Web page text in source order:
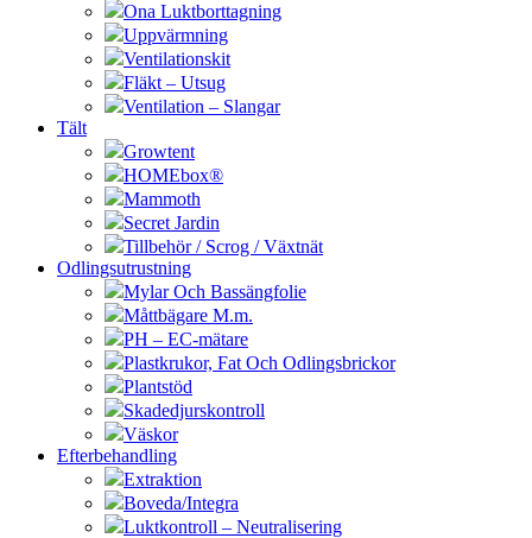
Ona Luktborttagning
Uppvärmning
Ventilationskit
Fläkt – Utsug
Ventilation – Slangar
Tält
Growtent
HOMEbox®
Mammoth
Secret Jardin
Tillbehör / Scrog / Växtnät
Odlingsutrustning
Mylar Och Bassängfolie
Måttbägare M.m.
PH – EC-mätare
Plastkrukor, Fat Och Odlingsbrickor
Plantstöd
Skadedjurskontroll
Väskor
Efterbehandling
Extraktion
Boveda/Integra
Luktkontroll – Neutralisering